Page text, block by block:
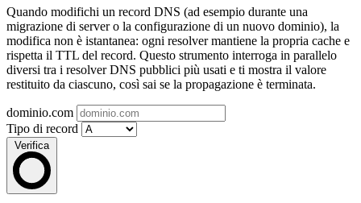
Quando modifichi un record DNS (ad esempio durante una
migrazione di server o la configurazione di un nuovo dominio), la
modifica non è istantanea: ogni resolver mantiene la propria cache e
rispetta il TTL del record. Questo strumento interroga in parallelo
diversi tra i resolver DNS pubblici più usati e ti mostra il valore
restituito da ciascuno, così sai se la propagazione è terminata.
dominio.com
Tipo di record
Verifica